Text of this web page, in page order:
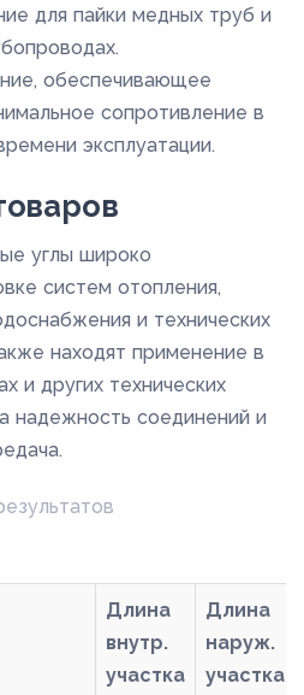
для пайки медных труб и
обеспечивающее
сопротивление в
эксплуатации.
углы широко
систем отопления,
и технических
находят применение в
и других технических
надежность соединений и
Длина
внутр.
участка
Длина
наруж.
участка